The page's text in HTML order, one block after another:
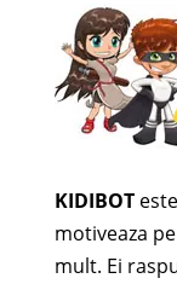
KIDIBOT
motiveaza
mult. Ei